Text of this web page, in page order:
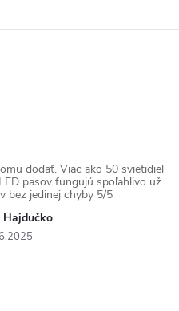
Hajdučko
dodať. Viac ako 50 svietidiel
pasov fungujú spoľahlivo už
bez jedinej chyby 5/5